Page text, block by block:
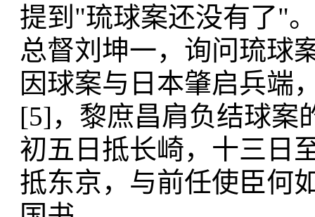
提到"琉球案还没有了"
总督刘坤一，询问琉球
因球案与日本肇启兵端
[5]，黎庶昌肩负结球案
初五日抵长崎，十三日
抵东京，与前任使臣何